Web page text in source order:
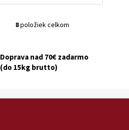
O
l
á
d
c
8položiek celkom
Doprava nad 70€ zadarmo
(do 15kg brutto)